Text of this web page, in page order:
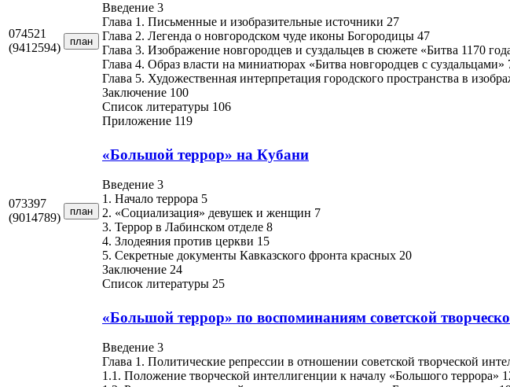
074521
(9412594)
план
Введение 3
Глава 1. Письменные и изобразительные источники 27
Глава 2. Легенда о новгородском чуде иконы Богородицы 47
Глава 3. Изображение новгородцев и суздальцев в сюжете «Битва 1170
Глава 4. Образ власти на миниатюрах «Битва новгородцев с суздальцами»
Глава 5. Художественная интерпретация городского пространства в
Заключение 100
Список литературы 106
Приложение 119
073397
(9014789)
план
«Большой террор» на Кубани
Введение 3
1. Начало террора 5
2. «Социализация» девушек и женщин 7
3. Террор в Лабинском отделе 8
4. Злодеяния против церкви 15
5. Секретные документы Кавказского фронта красных 20
Заключение 24
Список литературы 25
«Большой террор» по воспоминаниям советской
Введение 3
Глава 1. Политические репрессии в отношении советской творческой
1.1. Положение творческой интеллигенции к началу «Большого террора»